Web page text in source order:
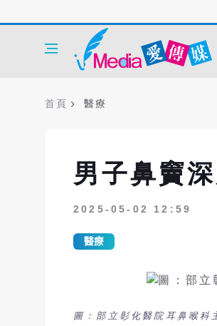
首頁 醫療
男子鼻竇
2025-05-02 12:59
醫療
圖：部立彰化醫院耳鼻喉科